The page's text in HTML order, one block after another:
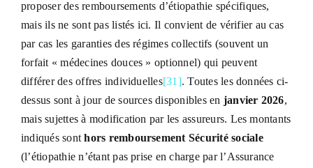
proposer des remboursements d’étiopathie spécifiques,
mais ils ne sont pas listés ici. Il convient de vérifier au cas
par cas les garanties des régimes collectifs (souvent un
forfait « médecines douces » optionnel) qui peuvent
différer des offres individuelles[31]. Toutes les données ci-
dessus sont à jour de sources disponibles en janvier 2026,
mais sujettes à modification par les assureurs. Les montants
indiqués sonthors remboursement Sécurité sociale
(l’étiopathie n’étant pas prise en charge par l’Assurance